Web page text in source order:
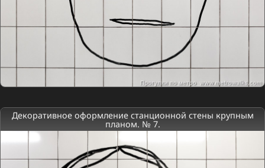
Декоративное оформление станционной стены крупным
планом. № 7.